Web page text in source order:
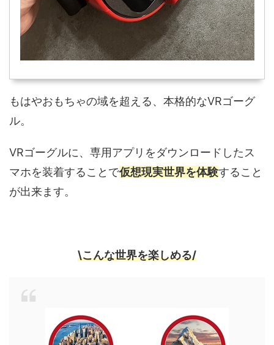
もはやおもちゃの域を超える、本格的なVRゴーグ
ル。
VRゴーグルに、専用アプリをダウンロードしたス
マホを装着することで仮想現実世界を体験すること
が出来ます。
\こんな世界を楽しめる/